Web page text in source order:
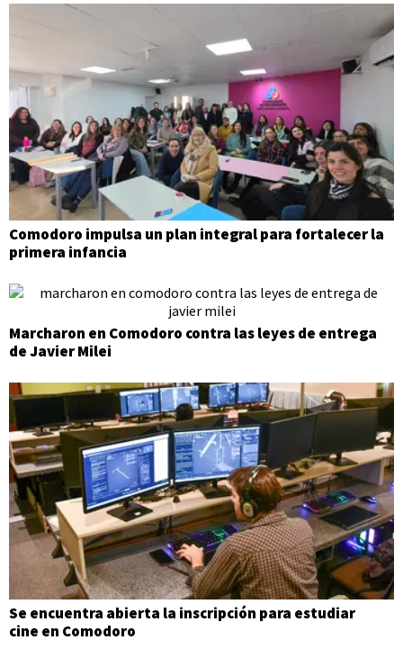
Comodoro impulsa un plan integral para fortalecer la
primera infancia
Marcharon en Comodoro contra las leyes de entrega
de Javier Milei
Se encuentra abierta la inscripción para estudiar
cine en Comodoro